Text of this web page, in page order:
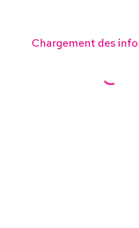
Chargement des